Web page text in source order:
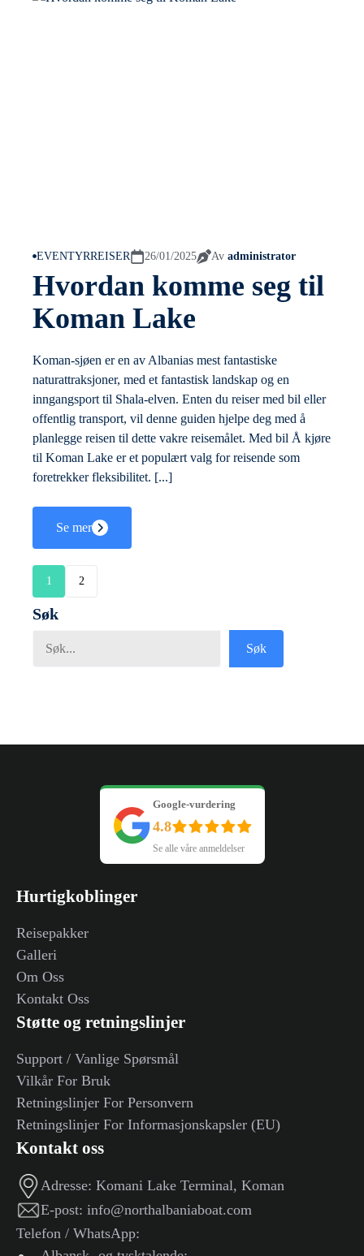
EVENTYRREISER 26/01/2025 Av administrator
Hvordan komme seg til
Koman Lake
Koman-sjøen er en av Albanias mest fantastiske
naturattraksjoner, med et fantastisk landskap og en
inngangsport til Shala-elven. Enten du reiser med bil eller
offentlig transport, vil denne guiden hjelpe deg med å
planlegge reisen til dette vakre reisemålet. Med bil Å kjøre
til Koman Lake er et populært valg for reisende som
foretrekker fleksibilitet. [...]
Se mer
1 2
Søk
Søk
Google-vurdering
4.8
Se alle våre anmeldelser
Hurtigkoblinger
Reisepakker
Galleri
Om Oss
Kontakt Oss
Støtte og retningslinjer
Support / Vanlige Spørsmål
Vilkår For Bruk
Retningslinjer For Personvern
Retningslinjer For Informasjonskapsler (EU)
Kontakt oss
Adresse: Komani Lake Terminal, Koman
E-post: info@northalbaniaboat.com
Telefon / WhatsApp: